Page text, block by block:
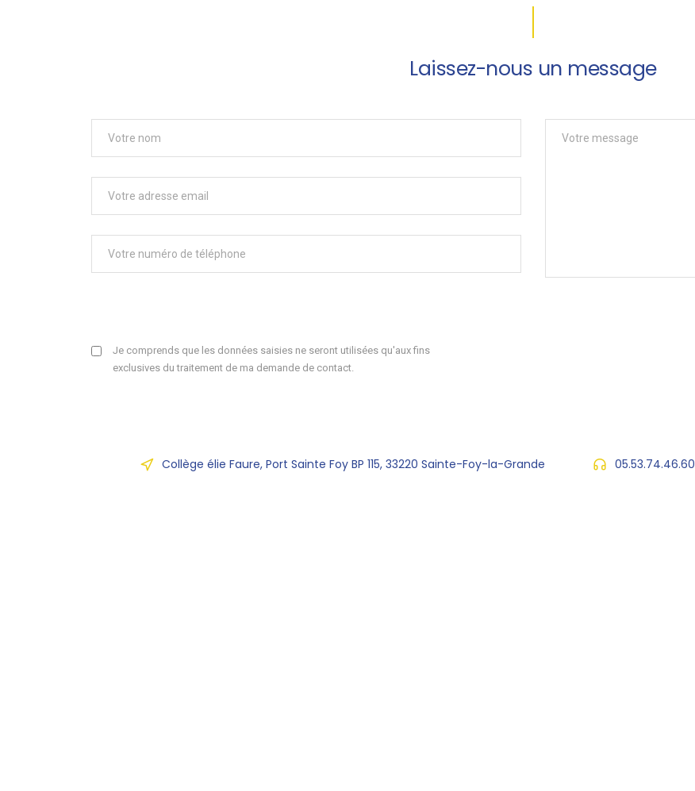
Laissez-nous un message
Je comprends que les données saisies ne seront utilisées qu'aux fins
exclusives du traitement de ma demande de contact.
Collège élie Faure, Port Sainte Foy BP 115, 33220 Sainte-Foy-la-Grande 05.53.74.46.60